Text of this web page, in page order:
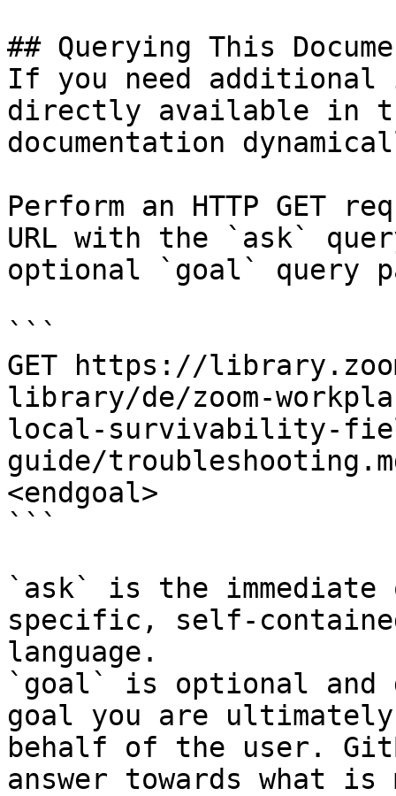
## Querying This
If you need
directly available in
documentation
Perform an HTTP GET
URL with the `ask`
optional `goal` query
```
GET https://
library/de/zoom-
local-survivability-
guide/
<endgoal>
```
`ask` is the
specific, self-
language.
`goal` is optional and
goal you are
behalf of the user.
answer towards what